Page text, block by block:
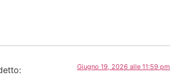
Giugno 19, 2026 alle 11:59 pm